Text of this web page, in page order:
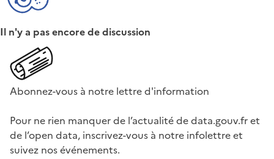
Il n'y a pas encore de discussion
Abonnez-vous à notre lettre d'information
Pour ne rien manquer de l’actualité de data.gouv.fr et
de l’open data, inscrivez-vous à notre infolettre et
suivez nos événements.